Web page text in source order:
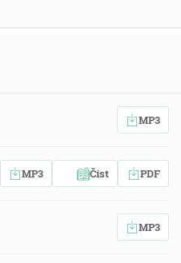
MP3
MP3 Číst PDF
MP3